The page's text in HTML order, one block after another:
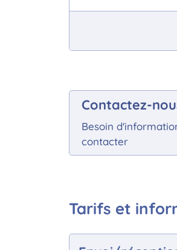
Contactez-
Besoin
contacter
Tarifs et